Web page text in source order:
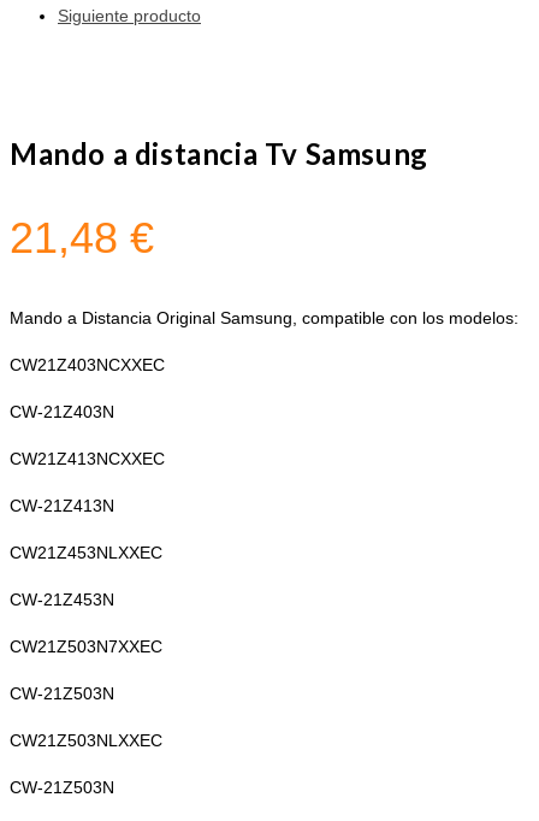
Siguiente producto
Mando a distancia Tv Samsung
21,48 €
Mando a Distancia Original Samsung, compatible con los modelos:
CW21Z403NCXXEC
CW-21Z403N
CW21Z413NCXXEC
CW-21Z413N
CW21Z453NLXXEC
CW-21Z453N
CW21Z503N7XXEC
CW-21Z503N
CW21Z503NLXXEC
CW-21Z503N